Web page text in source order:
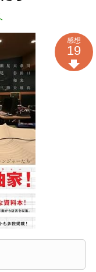
感想
19